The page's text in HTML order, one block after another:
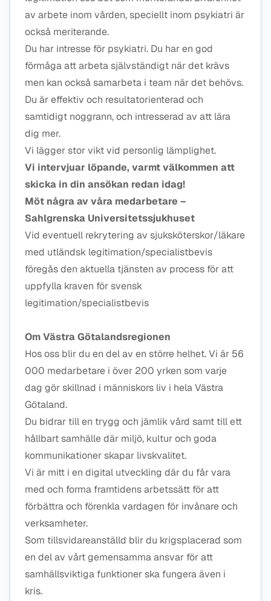
av arbete inom vården, speciellt inom psykiatri är
också meriterande.
Du har intresse för psykiatri. Du har en god
förmåga att arbeta självständigt när det krävs
men kan också samarbeta i team när det behövs.
Du är effektiv och resultatorienterad och
samtidigt noggrann, och intresserad av att lära
dig mer.
Vi lägger stor vikt vid personlig lämplighet.
Vi intervjuar löpande, varmt välkommen att
skicka in din ansökan redan idag!
Möt några av våra medarbetare –
Sahlgrenska Universitetssjukhuset
Vid eventuell rekrytering av sjuksköterskor/läkare
med utländsk legitimation/specialistbevis
föregås den aktuella tjänsten av process för att
uppfylla kraven för svensk
legitimation/specialistbevis
Om Västra Götalandsregionen
Hos oss blir du en del av en större helhet. Vi är 56
000 medarbetare i över 200 yrken som varje
dag gör skillnad i människors liv i hela Västra
Götaland.
Du bidrar till en trygg och jämlik vård samt till ett
hållbart samhälle där miljö, kultur och goda
kommunikationer skapar livskvalitet.
Vi är mitt i en digital utveckling där du får vara
med och forma framtidens arbetssätt för att
förbättra och förenkla vardagen för invånare och
verksamheter.
Som tillsvidareanställd blir du krigsplacerad som
en del av vårt gemensamma ansvar för att
samhällsviktiga funktioner ska fungera även i
kris.